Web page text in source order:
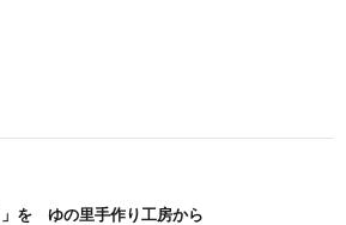
を ゆの里手作り工房から